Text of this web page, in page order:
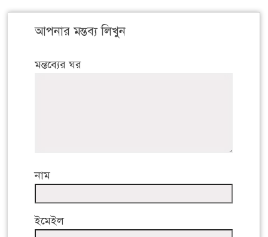
আপনার মন্তব্য লিখুন
মন্তব্যের ঘর
নাম
ইমেইল